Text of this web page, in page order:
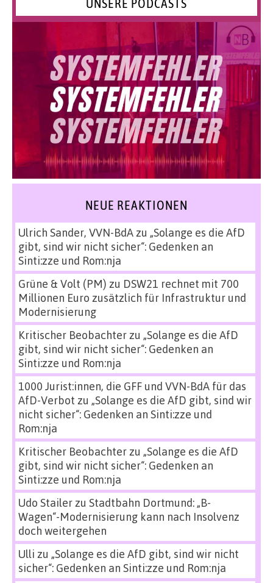
UNSERE PODCASTS
NEUE REAKTIONEN
Ulrich Sander, VVN-BdAzu „Solange es die AfD
gibt, sind wir nicht sicher“: Gedenken an
Sinti:zze und Rom:nja
Grüne & Volt (PM) zu DSW21 rechnet mit 700
Millionen Euro zusätzlich für Infrastruktur und
Modernisierung
Kritischer Beobachterzu „Solange es die AfD
gibt, sind wir nicht sicher“: Gedenken an
Sinti:zze und Rom:nja
1000 Jurist:innen, die GFF und VVN-BdA für das
AfD-Verbot zu „Solange es die AfD gibt, sind wir
nicht sicher“: Gedenken an Sinti:zze und
Rom:nja
Kritischer Beobachterzu „Solange es die AfD
gibt, sind wir nicht sicher“: Gedenken an
Sinti:zze und Rom:nja
Udo Stailerzu Stadtbahn Dortmund: „B-
Wagen“-Modernisierung kann nach Insolvenz
doch weitergehen
Ulli zu „Solange es die AfD gibt, sind wir nicht
sicher“: Gedenken an Sinti:zze und Rom:nja